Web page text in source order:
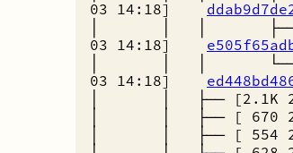
03 14:18]
│ │ │ ├──
03 14:18]
│ │ │ └──
03 14:18]
│ │ ├── [2.1K
│ │ ├── [ 670
│ │ ├── [ 554